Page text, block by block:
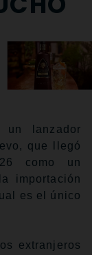
un lanzador
que llegó
como un
importación
es el único
extranjeros